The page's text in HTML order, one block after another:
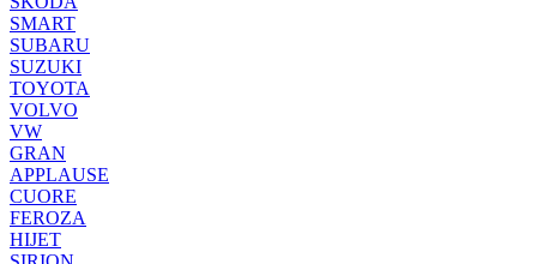
SMART
SUBARU
SUZUKI
TOYOTA
VOLVO
VW
GRAN
APPLAUSE
CUORE
FEROZA
HIJET